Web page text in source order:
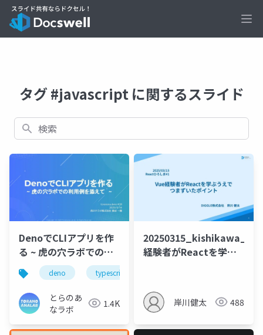
タグ #javascript に関するスライド
検索
DenoでCLIアプリを作
る ~ 虎の穴ラボでの利
用例を添えて ~
deno typescript
とらのあ
なラボ
1.4K
20250315_kishikawa_Vue
経験者がReactを学ぶ
岸川健太 488